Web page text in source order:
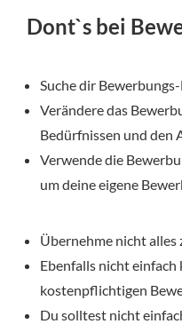
Dont`s bei
Suche dir
Verändere das
Bedürfnissen und den
Verwende die
um deine eigene
Übernehme nicht alles
Ebenfalls nicht
kostenpflichtigen
Du solltest nicht